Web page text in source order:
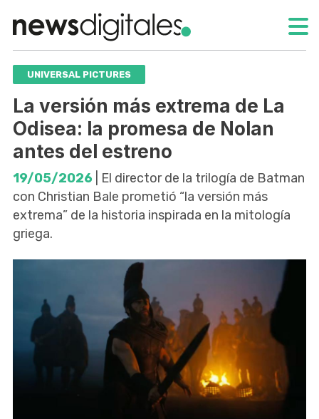
UNIVERSAL PICTURES
La versión más extrema de La
Odisea: la promesa de Nolan
antes del estreno
19/05/2026 | El director de la trilogía de Batman
con Christian Bale prometió “la versión más
extrema” de la historia inspirada en la mitología
griega.